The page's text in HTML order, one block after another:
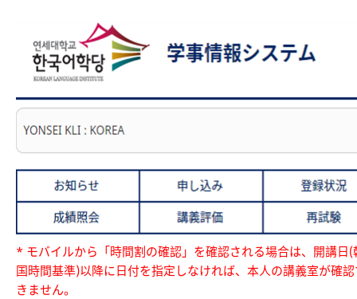
* モバイルから「時間割の確認」を確認される場合は、開講日(
国時間基準)以降に日付を指定しなければ、本人の講義室が確
きません。